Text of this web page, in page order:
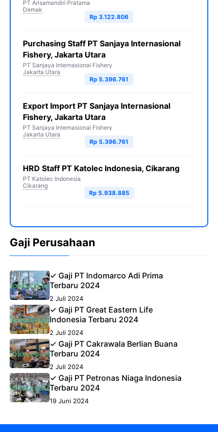
PT Arisamandiri Pratama
Demak
Rp 3.122.806
Purchasing Staff PT Sanjaya Internasional
Fishery, Jakarta Utara
PT Sanjaya Internasional Fishery
Jakarta Utara
Rp 5.396.761
Export Import PT Sanjaya Internasional
Fishery, Jakarta Utara
PT Sanjaya Internasional Fishery
Jakarta Utara
Rp 5.396.761
HRD Staff PT Katolec Indonesia, Cikarang
PT Katolec Indonesia
Cikarang
Rp 5.938.885
Gaji Perusahaan
✓ Gaji PT Indomarco Adi Prima
Terbaru 2024
2 Juli 2024
✓ Gaji PT Great Eastern Life
Indonesia Terbaru 2024
2 Juli 2024
✓ Gaji PT Cakrawala Berlian Buana
Terbaru 2024
2 Juli 2024
✓ Gaji PT Petronas Niaga Indonesia
Terbaru 2024
19 Juni 2024